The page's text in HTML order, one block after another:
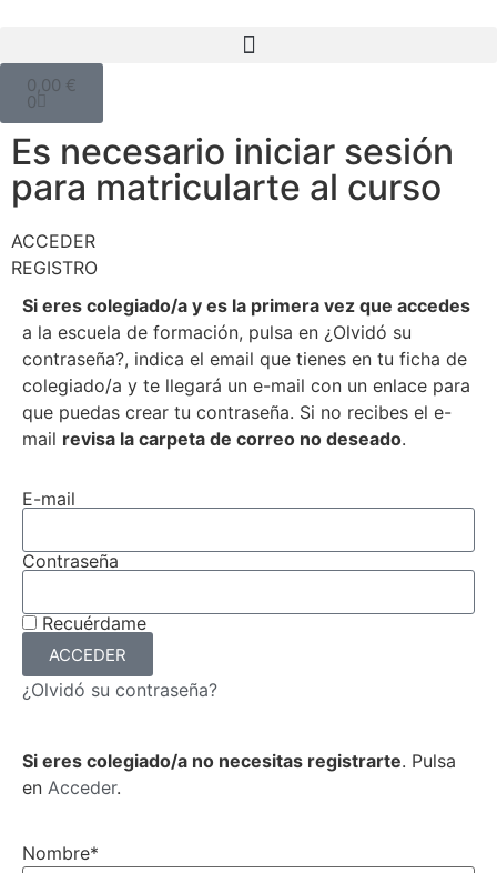
0,00 €
0
Es necesario iniciar sesión
para matricularte al curso
ACCEDER
REGISTRO
Si eres colegiado/a y es la primera vez que accedes
a la escuela de formación, pulsa en ¿Olvidó su
contraseña?, indica el email que tienes en tu ficha de
colegiado/a y te llegará un e-mail con un enlace para
que puedas crear tu contraseña. Si no recibes el e-
mail revisa la carpeta de correo no deseado.
E-mail
Contraseña
Recuérdame
ACCEDER
¿Olvidó su contraseña?
Si eres colegiado/a no necesitas registrarte. Pulsa
en Acceder.
Nombre*